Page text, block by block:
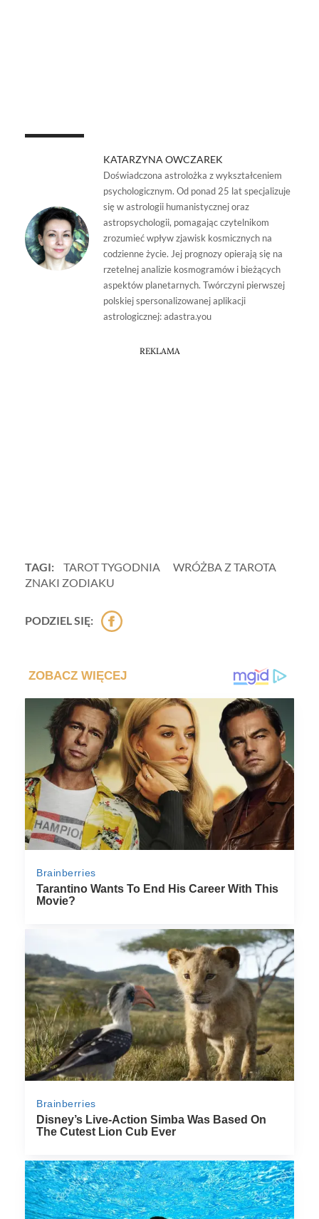
KATARZYNA OWCZAREK
Doświadczona astrolożka z wykształceniem
psychologicznym. Od ponad 25 lat specjalizuje
się w astrologii humanistycznej oraz
astropsychologii, pomagając czytelnikom
zrozumieć wpływ zjawisk kosmicznych na
codzienne życie. Jej prognozy opierają się na
rzetelnej analizie kosmogramów i bieżących
aspektów planetarnych. Twórczyni pierwszej
polskiej spersonalizowanej aplikacji
astrologicznej: adastra.you
REKLAMA
TAGI: TAROT TYGODNIA
WRÓŻBA Z TAROTA
ZNAKI ZODIAKU
PODZIEL SIĘ: